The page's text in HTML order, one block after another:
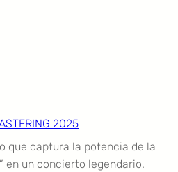
2025
que captura la potencia de la
en un concierto legendario.